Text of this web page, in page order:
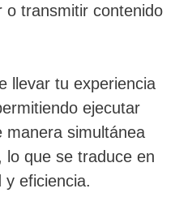
o transmitir contenido
llevar tu experiencia
ejecutar
manera simultánea
lo que se traduce en
y eficiencia.